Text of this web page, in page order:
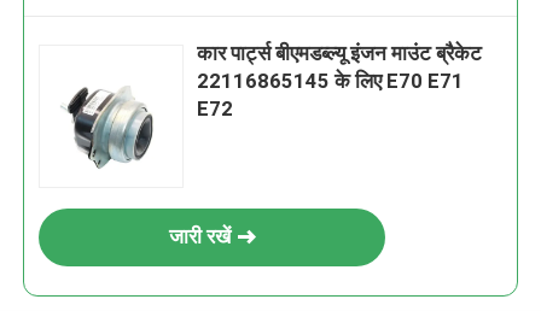
कार पार्ट्स बीएमडब्ल्यू इंजन माउंट ब्रैकेट
22116865145 के लिए E70 E71
E72
जारी रखें